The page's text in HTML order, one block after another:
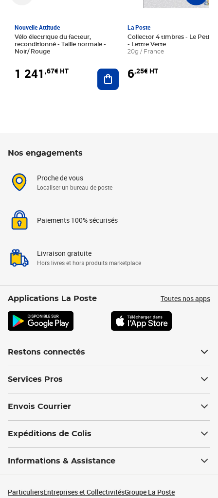
Nouvelle Attitude
Vélo électrique du facteur,
reconditionné - Taille normale -
Noir/ Rouge
1 241 ,67€ HT Ajouter au panier
La Poste
Collector 4 timbres - Le Petit
- Lettre Verte
20g / France
6,25€ HT
Nos engagements
Proche de vous
Localiser un bureau de poste
Paiements 100% sécurisés
Livraison gratuite
Hors livres et hors produits marketplace
Applications La Poste Toutes nos apps
Restons connectés
Services Pros
Envois Courrier
Expéditions de Colis
Informations & Assistance
ParticuliersEntreprises et CollectivitésGroupe La Poste